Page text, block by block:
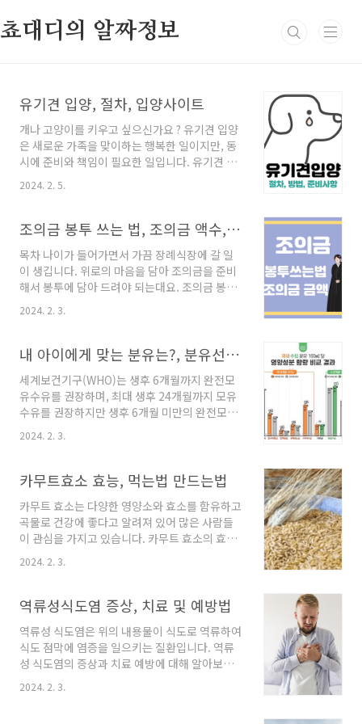
쵸대디의 알짜정보
유기견 입양, 절차, 입양사이트
개나 고양이를 키우고 싶으신가요 ? 유기견 입양
은 새로운 가족을 맞이하는 행복한 일이지만, 동
시에 준비와 책임이 필요한 일입니다. 유기견 입
양을 고려하고 계신다면, 다음의 내용을 참고해
주세요. 유기견 입양 장점과 단점 유기견 입양의
과 관심을 받지 못하고, 불안하고 외로운 시간을
보내고 있습니다. 유기견을 입양함으로써, 그들
에게 새로운 삶의 기회와 행복을 선사할 수 있습
니다. 유기견은 이미 성장한 개이기 때문에, 강아
지 때의 훈련과 관리에 드는 시간과 비용을 절약
할 수 있습니다. 또한, 유기견은 입양자에게 감사
때문에, 자신의 취향과 생활 스타일에 맞는 개를
선택할 수 있습..
2024. 2. 5.
조의금 봉투 쓰는 법, 조의금 액수, 계좌이체
목차 나이가 들어가면서 가끔 장례식장에 갈 일
이 생깁니다. 위로의 마음을 담아 조의금을 준비
해서 봉투에 담아 드려야 되는대요. 조의금 봉투
쓰는 법과 친분에 따라 적정한 조의금 액수에 대
해 알려드리겠습니다. 장례식 조의금은 직접 조
문을 하는 경우도 점차 많아지고 있습니다. 조의
금 봉투는 장례식장에 참석할 때 상주에게 고인
의 죽음을 애도의 표현으로 전하는 돈을 담는 봉
투입니다. 다른 용어로 부의금이라고 하는대 뜻
은 장례비용을 돕기 위해 내는 돈을 의미합니다.
용어가 어떻든 봉투를 쓰는 방법은 동일하니 지
다. 조의 문구는 아래의 예시 중에서 하나를 선택
하면 됩니다. 이 문..
2024. 2. 3.
내 아이에게 맞는 분유는?, 분유선택의 기준
세계보건기구(WHO)는 생후 6개월까지 완전모
유수유를 권장하며, 최대 생후 24개월까지 모유
수유를 권장하지만 생후 6개월 미만의 완전모유
수유율은 20% 미만일 정도로, 사정상 차선책인
분유수유를 해야 하는 경우가 많습니다. 그렇다
지 어떤 분유들이 엄마에게 선택받고 있는지에
대해서 알아보겠습니다. 분유의 종류 분유는 크
게 조제유와 조제식으로 나뉩니다. 조제유는 원
유 또는 유가공품을 주원료로 하여 모유의 유(乳)
의 함량에 가까운 60%를 기준으로 아이의 성장
발육에 필요한 무기질, 비타민 등 여러 영양성분
의 식품에서 유래한 단백질을 주원료로 하여 영
아의 성장 및 발육에 적합..
2024. 2. 3.
카무트효소 효능, 먹는법 만드는법
카무트 효소는 다양한 영양소와 효소를 함유하고
곡물로 건강에 좋다고 알려져 있어 많은 사람들
이 관심을 가지고 있습니다. 카무트 효소의 효능
겠습니다. 카무트 효소란? 카무트 효소는 고대 이
인 '카무트'를 발효시켜 만드는 건강 음료입니다.
카무트는 단백질, 섬유질, 미네랄, 비타민 등이 풍
부하고, 낮은 GI 지수를 가지고 있어 혈당 조절에
도움을 줍니다. 또한, 카무트 효소는 프로바이오
틱스로 인해 장내 유익균 증식을 도와 장건강을
챙길 수 있습니다. 노화 방지 효과도 있습니다. 카
2024. 2. 3.
역류성식도염 증상, 치료 및 예방법
역류성 식도염은 위의 내용물이 식도로 역류하여
식도 점막에 염증을 일으키는 질환입니다. 역류
성 식도염의 증상과 치료 예방에 대해 알아보겠
증상은 단순히 속쓰림뿐 아니라 아래의 증상을
2024. 2. 3.